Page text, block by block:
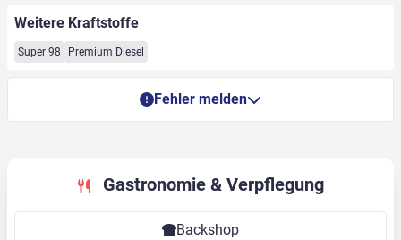
Weitere Kraftstoffe
Super 98 Premium Diesel
Fehler melden
Gastronomie & Verpflegung
Backshop